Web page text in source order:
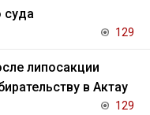
суда
129
липосакции
в Актау
129